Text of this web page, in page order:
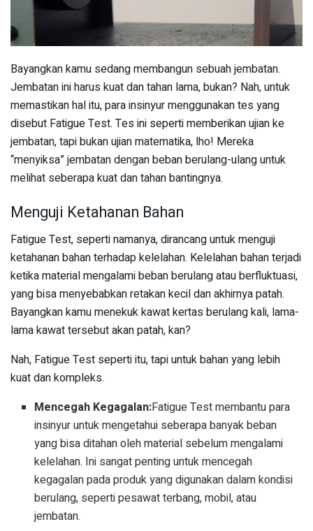
Bayangkan kamu sedang membangun sebuah jembatan.
Jembatan ini harus kuat dan tahan lama, bukan? Nah, untuk
memastikan hal itu, para insinyur menggunakan tes yang
disebut Fatigue Test. Tes ini seperti memberikan ujian ke
jembatan, tapi bukan ujian matematika, lho! Mereka
“menyiksa” jembatan dengan beban berulang-ulang untuk
melihat seberapa kuat dan tahan bantingnya.
Menguji Ketahanan Bahan
Fatigue Test, seperti namanya, dirancang untuk menguji
ketahanan bahan terhadap kelelahan. Kelelahan bahan terjadi
ketika material mengalami beban berulang atau berfluktuasi,
yang bisa menyebabkan retakan kecil dan akhirnya patah.
Bayangkan kamu menekuk kawat kertas berulang kali, lama-
lama kawat tersebut akan patah, kan?
Nah, Fatigue Test seperti itu, tapi untuk bahan yang lebih
kuat dan kompleks.
Mencegah Kegagalan:Fatigue Test membantu para
insinyur untuk mengetahui seberapa banyak beban
yang bisa ditahan oleh material sebelum mengalami
kelelahan. Ini sangat penting untuk mencegah
kegagalan pada produk yang digunakan dalam kondisi
berulang, seperti pesawat terbang, mobil, atau
jembatan.